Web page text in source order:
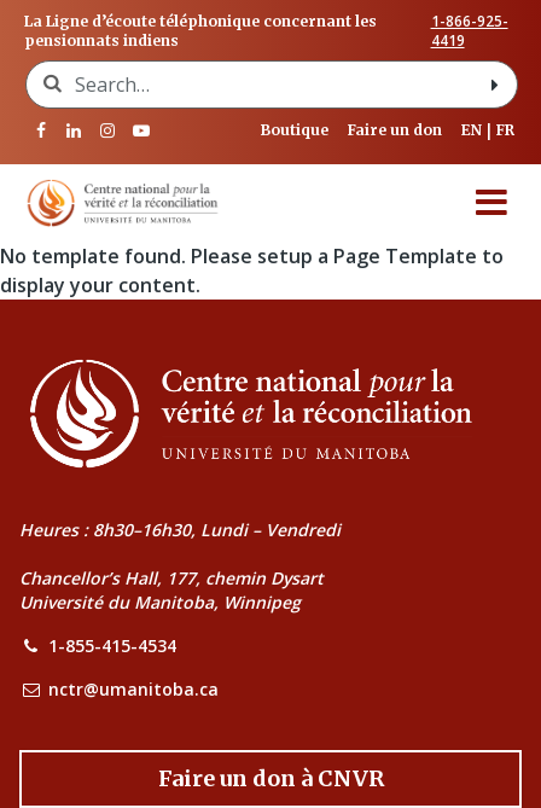
La Ligne d’écoute téléphonique concernant les
pensionnats indiens
1-866-925-
4419
Search for:
Boutique Faire un don EN FR
No template found. Please setup a Page Template to
display your content.
Heures : 8h30–16h30, Lundi – Vendredi
Chancellor’s Hall, 177, chemin Dysart
Université du Manitoba, Winnipeg
1-855-415-4534
nctr@umanitoba.ca
Faire un don à CNVR